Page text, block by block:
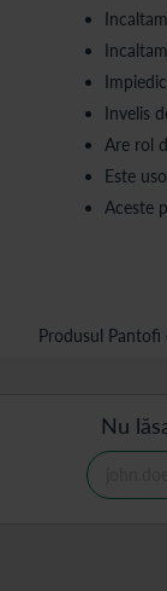
Invelis
Are rol
Este
Aceste
Produsul
Nu